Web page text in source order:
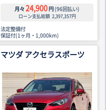
月々 24,900 円 (96回払い)
ローン支払総額 2,397,357円
法定整備付
保証付(1ヶ月・1,000km)
マツダ アクセラスポーツ